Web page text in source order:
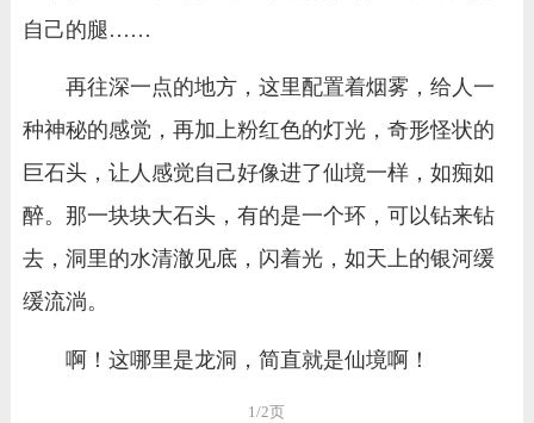
自己的腿……
再往深一点的地方，这里配置着烟雾，给人一
种神秘的感觉，再加上粉红色的灯光，奇形怪状的
巨石头，让人感觉自己好像进了仙境一样，如痴如
醉。那一块块大石头，有的是一个环，可以钻来钻
去，洞里的水清澈见底，闪着光，如天上的银河缓
缓流淌。
啊！这哪里是龙洞，简直就是仙境啊！
1/2页